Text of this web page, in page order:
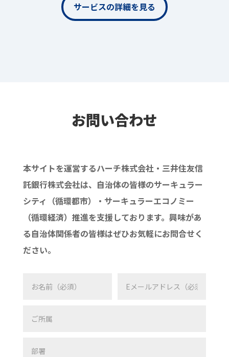
サービスの詳細を見る
お問い合わせ
本サイトを運営するハーチ株式会社・三井住友信
託銀行株式会社は、自治体の皆様のサーキュラー
シティ（循環都市）・サーキュラーエコノミー
（循環経済）推進を支援しております。興味があ
る自治体関係者の皆様はぜひお気軽にお問合せく
ださい。